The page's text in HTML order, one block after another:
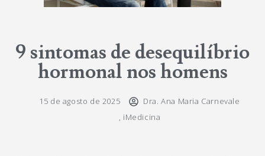
9 sintomas de desequilíbrio
hormonal nos homens
15 de agosto de 2025
Dra. Ana Maria Carnevale
, iMedicina